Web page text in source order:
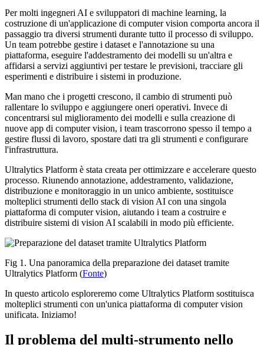
Per molti ingegneri AI e sviluppatori di machine learning, la
costruzione di un'applicazione di computer vision comporta ancora il
passaggio tra diversi strumenti durante tutto il processo di sviluppo.
Un team potrebbe gestire i dataset e l'annotazione su una
piattaforma, eseguire l'addestramento dei modelli su un'altra e
affidarsi a servizi aggiuntivi per testare le previsioni, tracciare gli
esperimenti e distribuire i sistemi in produzione.
Man mano che i progetti crescono, il cambio di strumenti può
rallentare lo sviluppo e aggiungere oneri operativi. Invece di
concentrarsi sul miglioramento dei modelli e sulla creazione di
nuove app di computer vision, i team trascorrono spesso il tempo a
gestire flussi di lavoro, spostare dati tra gli strumenti e configurare
l'infrastruttura.
Ultralytics Platform è stata creata per ottimizzare e accelerare questo
processo. Riunendo annotazione, addestramento, validazione,
distribuzione e monitoraggio in un unico ambiente, sostituisce
molteplici strumenti dello stack di vision AI con una singola
piattaforma di computer vision, aiutando i team a costruire e
distribuire sistemi di vision AI scalabili in modo più efficiente.
Fig 1. Una panoramica della preparazione dei dataset tramite
Ultralytics Platform (Fonte)
In questo articolo esploreremo come Ultralytics Platform sostituisca
molteplici strumenti con un'unica piattaforma di computer vision
unificata. Iniziamo!
Il problema del multi-strumento nello